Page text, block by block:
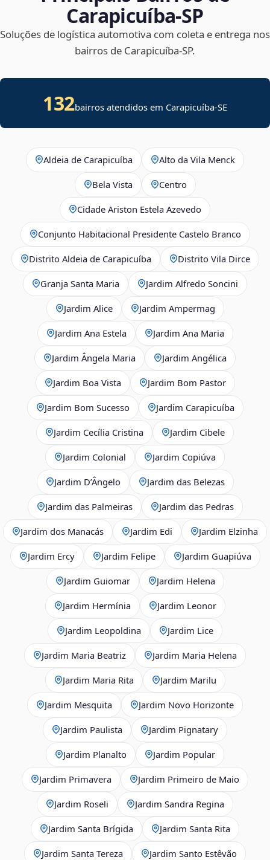
Carapicuíba‑SP
Soluções de logística automotiva com coleta e entrega nos
bairros de Carapicuíba‑SP.
132bairros atendidos em Carapicuíba-SE
Aldeia de Carapicuíba Alto da Vila Menck
Bela Vista Centro
Cidade Ariston Estela Azevedo
Conjunto Habitacional Presidente Castelo Branco
Distrito Aldeia de Carapicuíba Distrito Vila Dirce
Granja Santa Maria Jardim Alfredo Soncini
Jardim Alice Jardim Ampermag
Jardim Ana Estela Jardim Ana Maria
Jardim Ângela Maria Jardim Angélica
Jardim Boa Vista Jardim Bom Pastor
Jardim Bom Sucesso Jardim Carapicuíba
Jardim Cecília Cristina Jardim Cibele
Jardim Colonial Jardim Copiúva
Jardim D’Ângelo Jardim das Belezas
Jardim das Palmeiras Jardim das Pedras
Jardim dos Manacás Jardim Edi Jardim Elzinha
Jardim Ercy Jardim Felipe Jardim Guapiúva
Jardim Guiomar Jardim Helena
Jardim Hermínia Jardim Leonor
Jardim Leopoldina Jardim Lice
Jardim Maria Beatriz Jardim Maria Helena
Jardim Maria Rita Jardim Marilu
Jardim Mesquita Jardim Novo Horizonte
Jardim Paulista Jardim Pignatary
Jardim Planalto Jardim Popular
Jardim Primavera Jardim Primeiro de Maio
Jardim Roseli Jardim Sandra Regina
Jardim Santa Brígida Jardim Santa Rita
Jardim Santa Tereza Jardim Santo Estêvão